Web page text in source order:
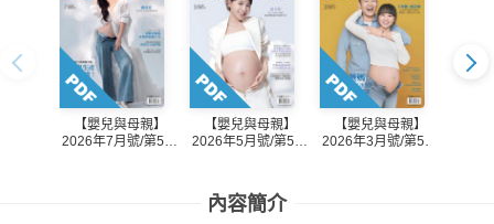
【嬰兒與母親】
2026年7月號/第588
【嬰兒與母親】
2026年5月號/第587
【嬰兒與母親】
2026年3月號/第586
內容簡介